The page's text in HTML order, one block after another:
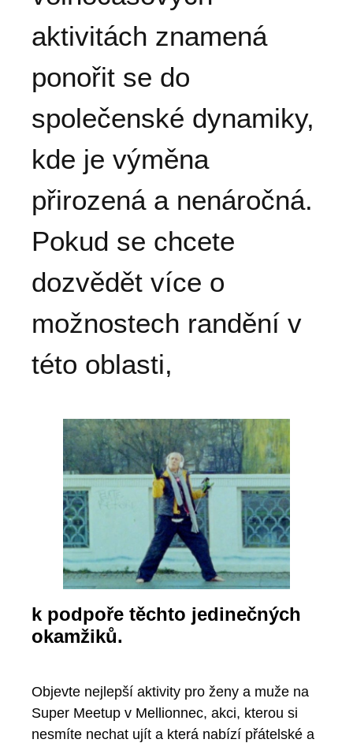
aktivitách znamená
ponořit se do
společenské dynamiky,
kde je výměna
přirozená a nenáročná.
Pokud se chcete
dozvědět více o
možnostech randění v
této oblasti,
k podpoře těchto jedinečných
okamžiků.
Objevte nejlepší aktivity pro ženy a muže na
Super Meetup v Mellionnec, akci, kterou si
nesmíte nechat ujít a která nabízí přátelské a